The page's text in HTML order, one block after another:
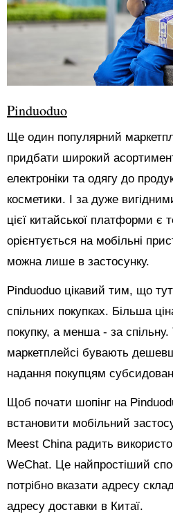
Pinduoduo
Ще один популярний
придбати широкий
електроніки та одягу до
косметики. І за дуже
цієї китайської платформи є
орієнтується на мобільні
можна лише в застосунку.
Pinduoduo цікавий тим, що
спільних покупках. Більша
покупку, а менша - за
маркетплейсі бувають
надання покупцям
Щоб почати шопінг на
встановити мобільний
Meest China радить
WeChat. Це найпростіший
потрібно вказати адресу
адресу доставки в Китаї.